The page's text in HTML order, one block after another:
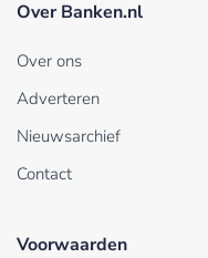
Over Banken.nl
Over ons
Adverteren
Nieuwsarchief
Contact
Voorwaarden